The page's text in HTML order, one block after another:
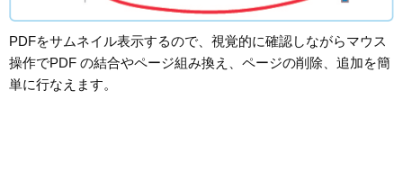
PDFをサムネイル表示するので、視覚的に確認しながらマウス
操作でPDF の結合やページ組み換え、ページの削除、追加を簡
単に行なえます。